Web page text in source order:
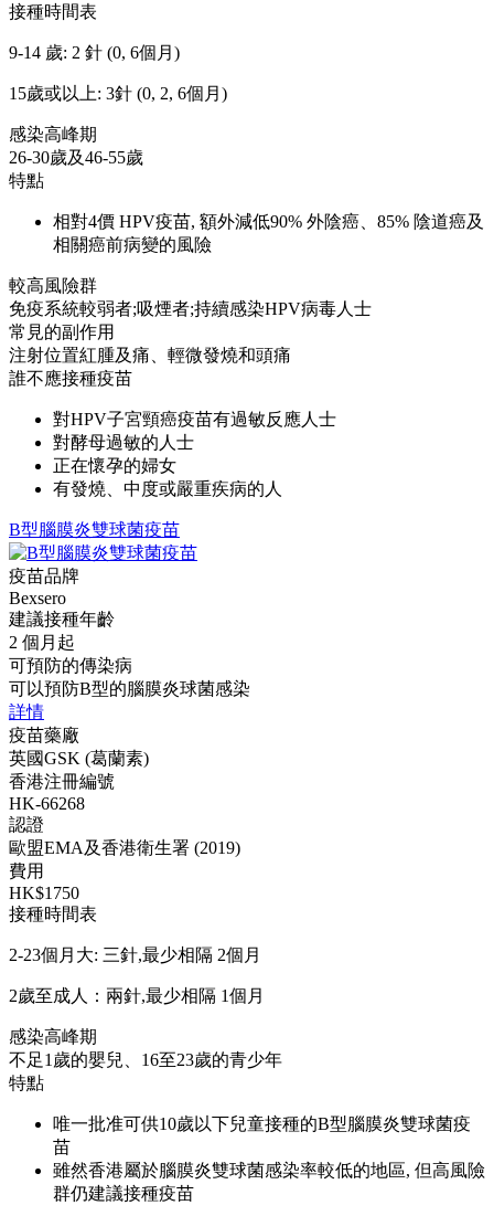
接種時間表
9-14 歲: 2 針 (0, 6個月)
15歲或以上: 3針 (0, 2, 6個月)
感染高峰期
26-30歲及46-55歲
特點
相對4價 HPV疫苗, 額外減低90% 外陰癌、85% 陰道癌及
相關癌前病變的風險
較高風險群
免疫系統較弱者;吸煙者;持續感染HPV病毒人士
常見的副作用
注射位置紅腫及痛、輕微發燒和頭痛
誰不應接種疫苗
對HPV子宮頸癌疫苗有過敏反應人士
對酵母過敏的人士
正在懷孕的婦女
有發燒、中度或嚴重疾病的人
B型腦膜炎雙球菌疫苗
疫苗品牌
Bexsero
建議接種年齡
2 個月起
可預防的傳染病
可以預防B型的腦膜炎球菌感染
詳情
疫苗藥廠
英國GSK (葛蘭素)
香港注冊編號
HK-66268
認證
歐盟EMA及香港衛生署 (2019)
費用
HK$1750
接種時間表
2-23個月大: 三針,最少相隔 2個月
2歲至成人：兩針,最少相隔 1個月
感染高峰期
不足1歲的嬰兒、16至23歲的青少年
特點
唯一批准可供10歲以下兒童接種的B型腦膜炎雙球菌疫
苗
雖然香港屬於腦膜炎雙球菌感染率較低的地區, 但高風險
群仍建議接種疫苗